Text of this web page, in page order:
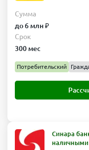
Сумма
до 6 млн ₽
Срок
300 мес
Потребительский
Синара
наличными